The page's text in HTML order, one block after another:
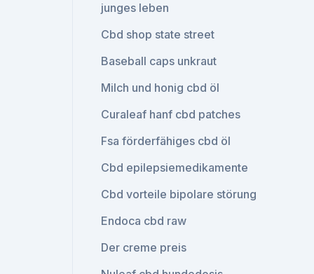
junges leben
Cbd shop state street
Baseball caps unkraut
Milch und honig cbd öl
Curaleaf hanf cbd patches
Fsa förderfähiges cbd öl
Cbd epilepsiemedikamente
Cbd vorteile bipolare störung
Endoca cbd raw
Der creme preis